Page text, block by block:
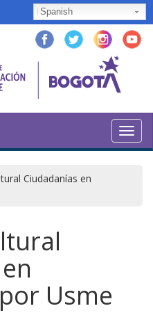
Spanish
Ciudadanías en
Usme